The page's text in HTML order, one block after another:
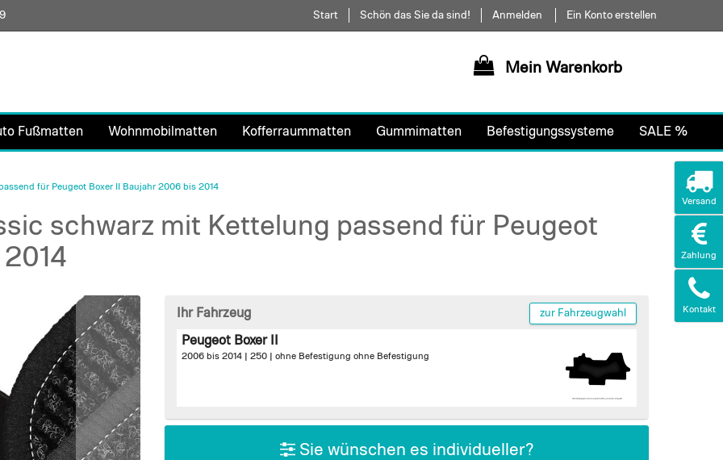
Direkt
zum
Start Schön das Sie da sind! Anmelden Ein Konto erstellen
Mein Warenkorb
Fußmatten Wohnmobilmatten Kofferraummatten Gummimatten Befestigungssysteme SALE %
für Peugeot Boxer II Baujahr 2006 bis 2014
schwarz mit Kettelung passend für Peugeot
Ihr Fahrzeug zur Fahrzeugwahl
Peugeot Boxer II
2006 bis 2014 | 250 | ohne Befestigung ohne Befestigung
Sie wünschen es individueller?
Versand
Zahlung
Kontakt